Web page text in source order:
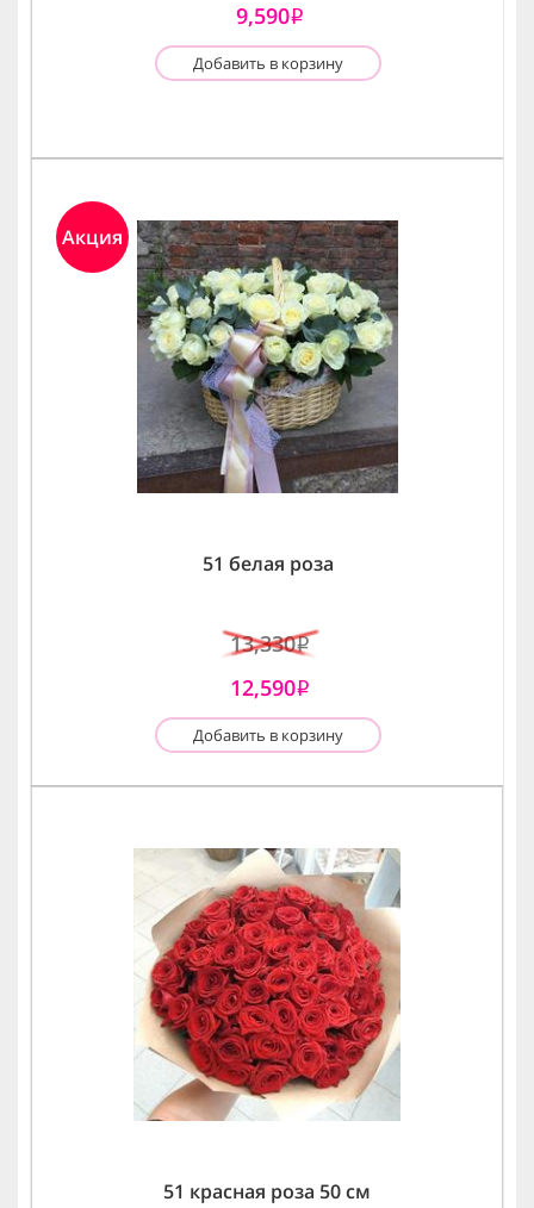
9,590i
Добавить в корзину
Акция
51 белая роза
13,330i
12,590i
Добавить в корзину
51 красная роза 50 см